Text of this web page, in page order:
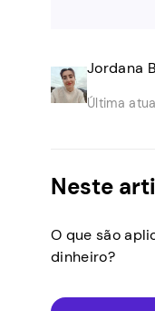
Jordana
Última
Neste
O que são
dinheiro?